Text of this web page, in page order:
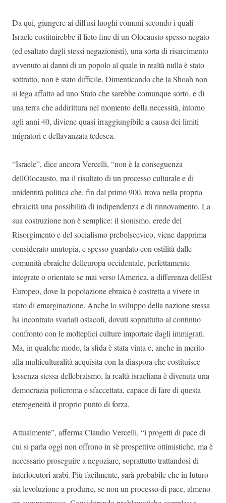
Da qui, giungere ai diffusi luoghi comuni secondo i quali
Israele costituirebbe il lieto fine di un Olocausto spesso negato
(ed esaltato dagli stessi negazionisti), una sorta di risarcimento
avvenuto ai danni di un popolo al quale in realtà nulla è stato
sottratto, non è stato difficile. Dimenticando che la Shoah non
si lega affatto ad uno Stato che sarebbe comunque sorto, e di
una terra che addirittura nel momento della necessità, intorno
agli anni 40, diviene quasi irraggiungibile a causa dei limiti
migratori e dellavanzata tedesca.
“Israele”, dice ancora Vercelli, “non è la conseguenza
dellOlocausto, ma il risultato di un processo culturale e di
unidentità politica che, fin dal primo 900, trova nella propria
ebraicità una possibilità di indipendenza e di rinnovamento. La
sua costruzione non è semplice: il sionismo, erede del
Risorgimento e del socialismo prebolscevico, viene dapprima
considerato unutopia, e spesso guardato con ostilità dalle
comunità ebraiche delleuropa occidentale, perfettamente
integrate o orientate se mai verso lAmerica, a differenza dellEst
Europeo, dove la popolazione ebraica è costretta a vivere in
stato di emarginazione. Anche lo sviluppo della nazione stessa
ha incontrato svariati ostacoli, dovuti soprattutto al continuo
confronto con le molteplici culture importate dagli immigrati.
Ma, in qualche modo, la sfida è stata vinta e, anche in merito
alla multiculturalità acquisita con la diaspora che costituisce
lessenza stessa dellebraismo, la realtà israeliana è divenuta una
democrazia policroma e sfaccettata, capace di fare di questa
eterogeneità il proprio punto di forza.
Attualmente”, afferma Claudio Vercelli, “i progetti di pace di
cui si parla oggi non offrono in sè prospettive ottimistiche, ma è
necessario proseguire a negoziare, soprattutto trattandosi di
interlocutori arabi. Più facilmente, sarà probabile che in futuro
sia levoluzione a produrre, se non un processo di pace, almeno